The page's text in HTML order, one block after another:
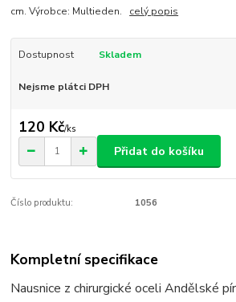
cm. Výrobce: Multieden. celý popis
Dostupnost Skladem
Nejsme plátci DPH
120 Kč/ks
Přidat do košíku
Číslo produktu: 1056
Kompletní specifikace
Nausnice z chirurgické oceli Andělské